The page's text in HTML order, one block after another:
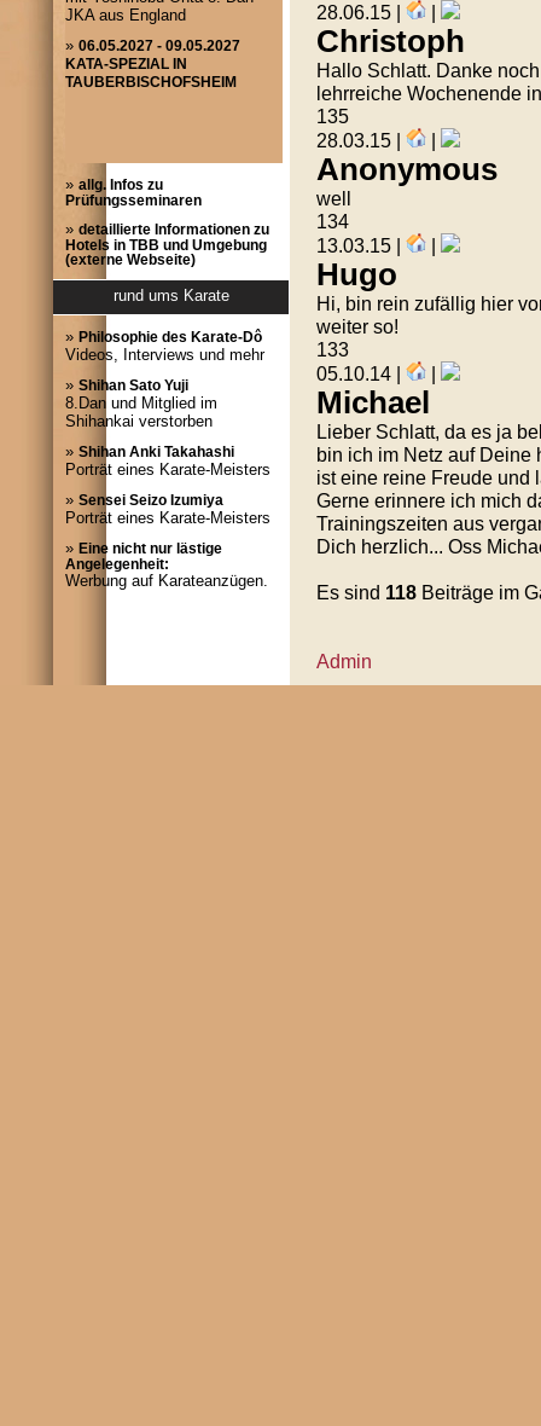
» allg. Infos zu
Prüfungsseminaren
» detaillierte Informationen zu
Hotels in TBB und Umgebung
(externe Webseite)
rund ums Karate
» Philosophie des Karate-Dô
Videos, Interviews und mehr
» Shihan Sato Yuji
8.Dan und Mitglied im
Shihankai verstorben
» Shihan Anki Takahashi
Porträt eines Karate-Meisters
» Sensei Seizo Izumiya
Porträt eines Karate-Meisters
» Eine nicht nur lästige
Angelegenheit:
Werbung auf Karateanzügen.
28.06.15 |
|
Christoph
Hallo Schlatt. Danke
lehrreiche Wochenende
135
28.03.15 |
|
Anonymous
well
134
13.03.15 |
|
Hugo
Hi, bin rein zufällig hier
weiter so!
133
05.10.14 |
|
Michael
Lieber Schlatt, da es ja
bin ich im Netz auf Deine
ist eine reine Freude und
Gerne erinnere ich mich
Trainingszeiten aus
Dich herzlich... Oss
Es sind 118 Beiträge im
Admin